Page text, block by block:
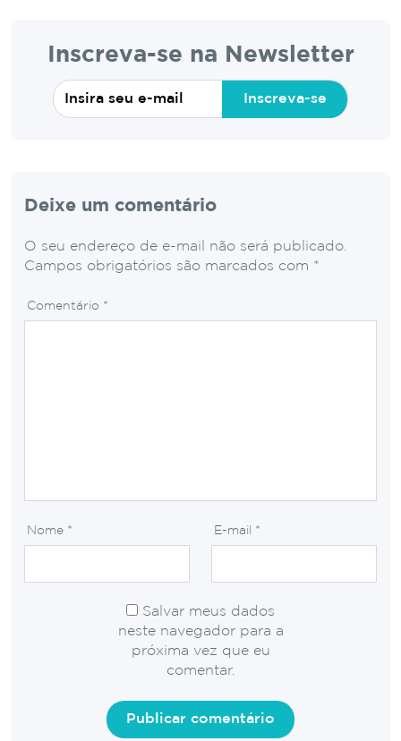
Inscreva-se na Newsletter
Inscreva-se
Deixe um comentário
O seu endereço de e-mail não será publicado.
Campos obrigatórios são marcados com *
Comentário *
Nome * E-mail *
Salvar meus dados
neste navegador para a
próxima vez que eu
comentar.